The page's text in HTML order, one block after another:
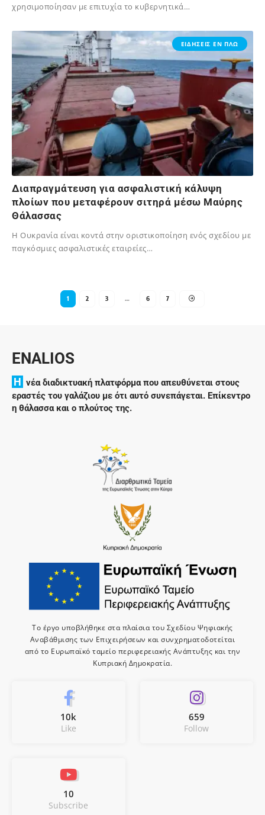
χρησιμοποίησαν με επιτυχία το κυβερνητικά…
ΕΙΔΗΣΕΙΣ ΕΝ ΠΛΩ
Διαπραγμάτευση για ασφαλιστική κάλυψη
πλοίων που μεταφέρουν σιτηρά μέσω Μαύρης
Θάλασσας
Η Ουκρανία είναι κοντά στην οριστικοποίηση ενός σχεδίου με
παγκόσμιες ασφαλιστικές εταιρείες…
1 2 3 … 6 7
ENALIOS
H νέα διαδικτυακή πλατφόρμα που απευθύνεται στους
εραστές του γαλάζιου με ότι αυτό συνεπάγεται. Επίκεντρο
η θάλασσα και ο πλούτος της.
Το έργο υποβλήθηκε στα πλαίσια του Σχεδίου Ψηφιακής
Αναβάθμισης των Επιχειρήσεων και συνχρηματοδοτείται
από το Ευρωπαϊκό ταμείο περιφερειακής Ανάπτυξης και την
Κυπριακή Δημοκρατία.
10k
Like
659
Follow
10
Subscribe